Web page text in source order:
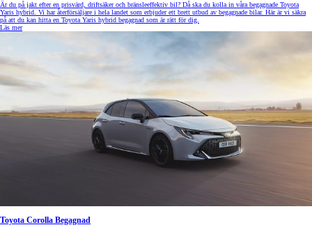
Är du på jakt efter en prisvärd, driftsäker och bränsleeffektiv bil? Då ska du kolla in våra begagnade Toyota
Yaris hybrid. Vi har återförsäljare i hela landet som erbjuder ett brett utbud av begagnade bilar. Här är vi säkra
på att du kan hitta en Toyota Yaris hybrid begagnad som är rätt för dig.
Läs mer
Toyota Corolla Begagnad